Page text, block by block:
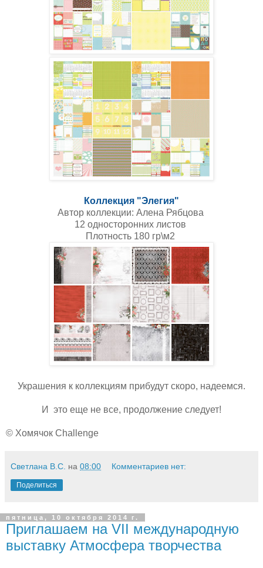
Коллекция "Элегия"
Автор коллекции: Алена Рябцова
12 односторонних листов
Плотность 180 гр\м2
Украшения к коллекциям прибудут скоро, надеемся.
И это еще не все, продолжение следует!
© Хомячок Challenge
Светлана В.С. на 08:00 Комментариев нет:
Поделиться
пятница, 10 октября 2014 г.
Приглашаем на VII международную
выставку Атмосфера творчества